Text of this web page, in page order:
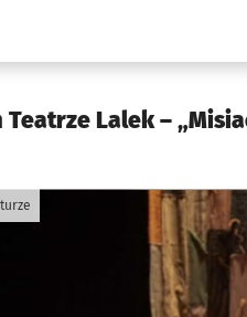
Lalek –